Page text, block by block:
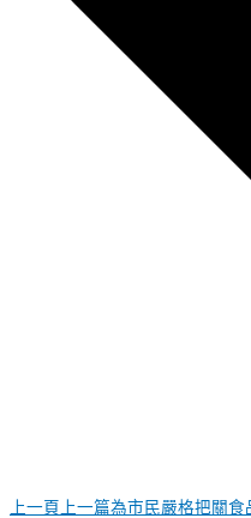
上一頁 上一篇為市民嚴格把關食